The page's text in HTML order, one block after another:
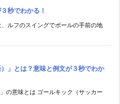
秒でわかる！
、ルフのスイングでボールの手前の地
」とは？意味と例文が３秒でわか
の意味とは ゴールキック（サッカー